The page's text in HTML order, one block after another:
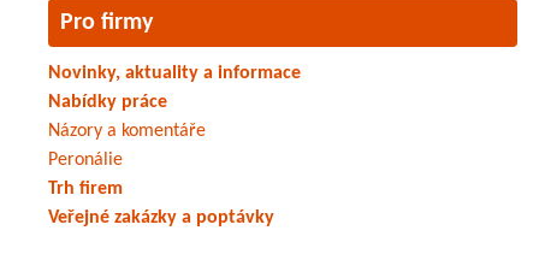
Pro firmy
Novinky, aktuality a informace
Nabídky práce
Názory a komentáře
Peronálie
Trh firem
Veřejné zakázky a poptávky